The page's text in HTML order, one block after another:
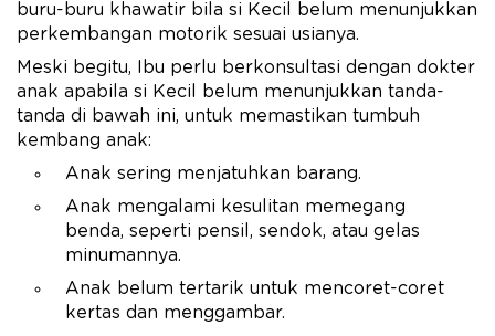
buru-buru khawatir bila si Kecil belum menunjukkan
perkembangan motorik sesuai usianya.
Meski begitu, Ibu perlu berkonsultasi dengan dokter
anak apabila si Kecil belum menunjukkan tanda-
tanda di bawah ini, untuk memastikan tumbuh
kembang anak:
Anak sering menjatuhkan barang.
Anak mengalami kesulitan memegang
benda, seperti pensil, sendok, atau gelas
minumannya.
Anak belum tertarik untuk mencoret-coret
kertas dan menggambar.